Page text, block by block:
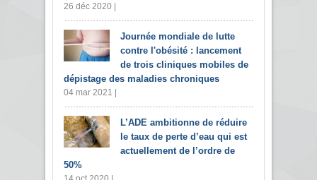
26 déc 2020 |
Journée mondiale de lutte
contre l'obésité : lancement
de trois cliniques mobiles de
dépistage des maladies chroniques
04 mar 2021 |
L’ADE ambitionne de réduire
le taux de perte d’eau qui est
actuellement de l’ordre de
50%